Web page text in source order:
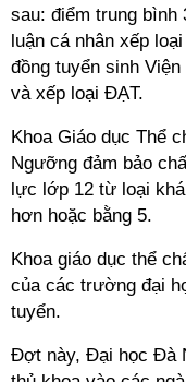
sau: điểm trung bình
luận cá nhân xếp
đồng tuyển sinh
và xếp loại ĐẠT.
Khoa Giáo dục Thể
Ngưỡng đảm bảo
lực lớp 12 từ loại
hơn hoặc bằng 5.
Khoa giáo dục thể
của các trường đại
tuyển.
Đợt này, Đại học Đà